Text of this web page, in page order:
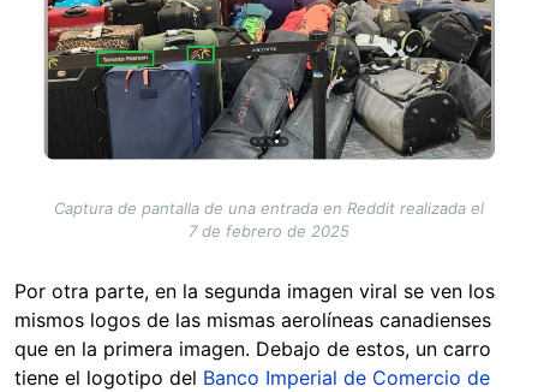
Captura de pantalla de una entrada en Reddit realizada el
7 de febrero de 2025
Por otra parte, en la segunda imagen viral se ven los
mismos logos de las mismas aerolíneas canadienses
que en la primera imagen. Debajo de estos, un carro
tiene el logotipo del Banco Imperial de Comercio de